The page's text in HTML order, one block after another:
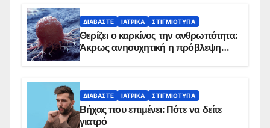
ΔΙΑΒΆΣΤΕ ΙΑΤΡΙΚΆ ΣΤΙΓΜΙΌΤΥΠΑ
Θερίζει ο καρκίνος την ανθρωπότητα:
Άκρως ανησυχητική η πρόβλεψη…
ΔΙΑΒΆΣΤΕ ΙΑΤΡΙΚΆ ΣΤΙΓΜΙΌΤΥΠΑ
Βήχας που επιμένει: Πότε να δείτε
γιατρό